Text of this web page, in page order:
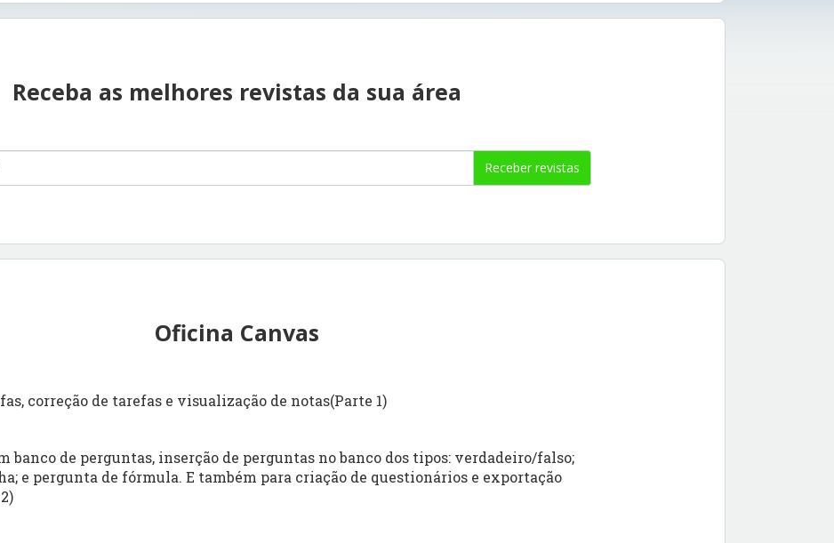
Receba as melhores revistas da sua área
Receber revistas
Oficina Canvas
correção de tarefas e visualização de notas(Parte 1)
banco de perguntas, inserção de perguntas no banco dos tipos: verdadeiro/falso;
e pergunta de fórmula. E também para criação de questionários e exportação